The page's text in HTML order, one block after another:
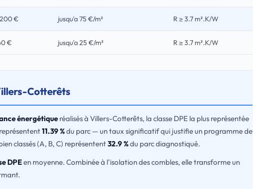
€ jusqu'a 75 €/m² R ≥ 3.7 m².K/W
€ jusqu'a 25 €/m² R ≥ 3.7 m².K/W
Cotterêts
énergétique réalisés à Villers-Cotterêts, la classe DPE la plus représentée
11.39 %du parc — un taux significatif qui justifie un programme de
classés (A, B, C) représentent32.9 %du parc diagnostiqué.
DPEen moyenne. Combinée à l'isolation des combles, elle transforme un